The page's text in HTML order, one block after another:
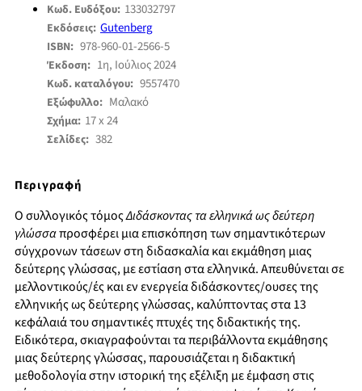
Κωδ. Ευδόξου: 133032797
Εκδόσεις: Gutenberg
ISBN: 978-960-01-2566-5
Έκδοση: 1η, Ιούλιος 2024
Κωδ. καταλόγου: 9557470
Εξώφυλλο: Μαλακό
Σχήμα: 17 x 24
Σελίδες: 382
Περιγραφή
Ο συλλογικός τόμοςΔιδάσκοντας τα ελληνικά ως δεύτερη
γλώσσαπροσφέρει μια επισκόπηση των σημαντικότερων
σύγχρονων τάσεων στη διδασκαλία και εκμάθηση μιας
δεύτερης γλώσσας, με εστίαση στα ελληνικά. Απευθύνεται σε
μελλοντικούς/ές και εν ενεργεία διδάσκοντες/ουσες της
ελληνικής ως δεύτερης γλώσσας, καλύπτοντας στα 13
κεφάλαιά του σημαντικές πτυχές της διδακτικής της.
Ειδικότερα, σκιαγραφούνται τα περιβάλλοντα εκμάθησης
μιας δεύτερης γλώσσας, παρουσιάζεται η διδακτική
μεθοδολογία στην ιστορική της εξέλιξη με έμφαση στις